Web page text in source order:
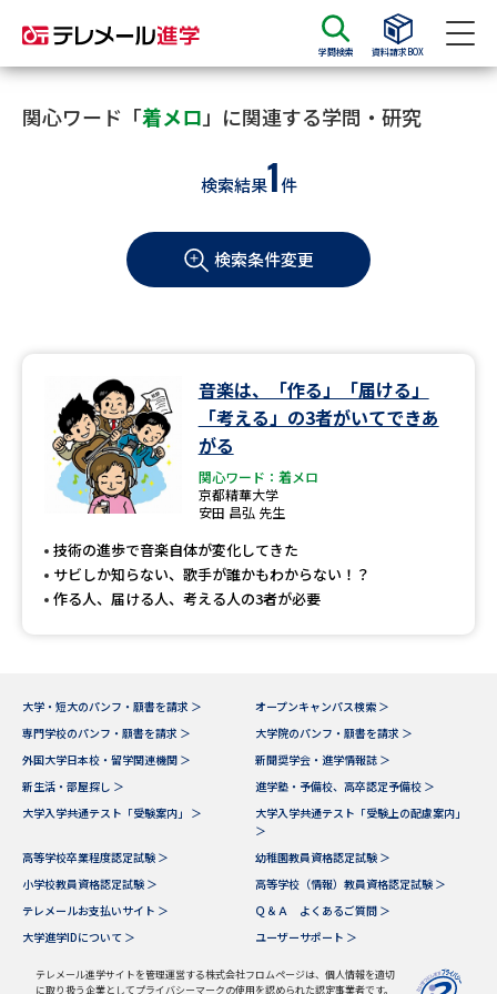
学問検索 資料請求BOX
資料請求 資料検索
大学・短大の資料種類から請求
学部・学科パンフ
大学・短大以外の資料から請求
専門学校の資料請求 大学院の資料請求
留学・進学関連、塾・予備校
大学入学共通テスト「受験案
内」の請求
大学入学共通テスト「受験上の
高等学校（情報）教員資格認定
試験
大学で学べる内容や特徴を調べる
新増設大学・学部・学科特集
国際・グローバルに強い大学特
集
関心ワード「着メロ 」に関連する学問・研究
検索結果1件
検索条件変更
音楽は、「作る」「届ける」
「考える」の3者がいてできあ
がる
関心ワード：着メロ
京都精華大学
安田 昌弘 先生
技術の進歩で音楽自体が変化してきた
サビしか知らない、歌手が誰かもわからない！？
作る人、届ける人、考える人の3者が必要
大学・短大のパンフ・願書を請求 ＞
オープンキャンパス検索 ＞
専門学校のパンフ・願書を請求 ＞
大学院のパンフ・願書を請求 ＞
外国大学日本校・留学関連機関 ＞
新聞奨学会・進学情報誌 ＞
新生活・部屋探し ＞
進学塾・予備校、高卒認定予備校 ＞
大学入学共通テスト「受験案内」 ＞
大学入学共通テスト「受験上の配慮案内」
＞
高等学校卒業程度認定試験 ＞
幼稚園教員資格認定試験 ＞
小学校教員資格認定試験 ＞
高等学校（情報）教員資格認定試験 ＞
テレメールお支払いサイト ＞
Ｑ＆Ａ よくあるご質問 ＞
大学進学IDについて ＞
ユーザーサポート ＞
テレメール進学サイトを管理運営する株式会社フロムページは、個人情報を適切
に取り扱う企業としてプライバシーマークの使用を認められた認定事業者です。